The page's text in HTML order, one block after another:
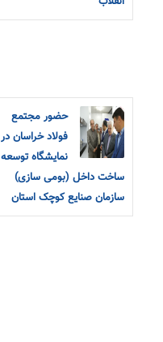
حضور مجتمع
فولاد خراسان در
نمایشگاه توسعه
ساخت داخل (بومی سازی)
سازمان صنایع کوچک استان